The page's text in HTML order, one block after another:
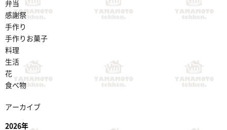
弁当
感謝祭
手作り
手作りお菓子
料理
生活
花
食べ物
アーカイブ
2026年